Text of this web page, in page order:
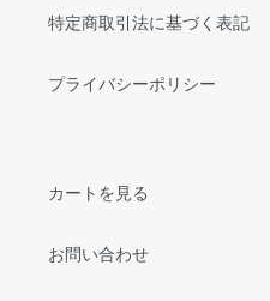
特定商取引法に基づく表記
プライバシーポリシー
カートを見る
お問い合わせ